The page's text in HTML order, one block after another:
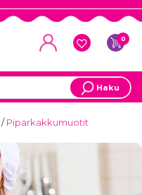
0
Haku
/Piparkakkumuotit